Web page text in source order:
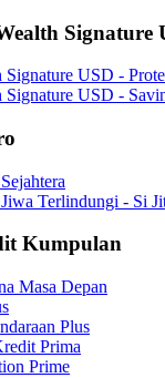
Signature
USD -
USD -
Terlindungi - Si
Kumpulan
Masa Depan
Plus
Prima
Prime